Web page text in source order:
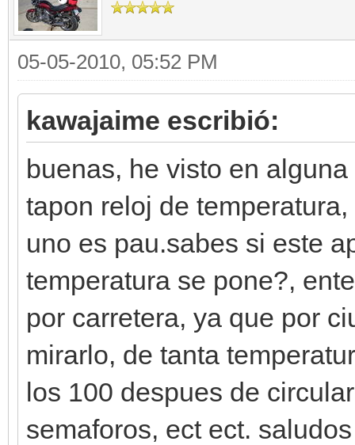
05-05-2010, 05:52 PM
kawajaime escribió:
buenas, he visto en
tapon reloj de
uno es pau.sabes si este
temperatura se pone?,
por carretera, ya que por
mirarlo, de tanta
los 100 despues de
semaforos, ect ect. saludos